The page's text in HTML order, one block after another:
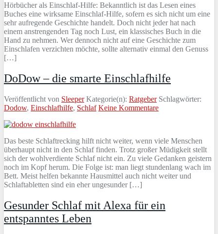
Hörbücher als Einschlaf-Hilfe: Bekanntlich ist das Lesen eines
Buches eine wirksame Einschlaf-Hilfe, sofern es sich nicht um eine
sehr aufregende Geschichte handelt. Doch nicht jeder hat nach
einem anstrengenden Tag noch Lust, ein klassisches Buch in die
Hand zu nehmen. Wer dennoch nicht auf eine Geschichte zum
Einschlafen verzichten möchte, sollte alternativ einmal den Genuss
[…]
DoDow – die smarte Einschlafhilfe
Veröffentlicht von Sleeper Kategorie(n): RatgeberSchlagwörter:
Dodow, Einschlafhilfe, Schlaf Keine Kommentare
Das beste Schlaftrecking hilft nicht weiter, wenn viele Menschen
überhaupt nicht in den Schlaf finden. Trotz großer Müdigkeit stellt
sich der wohlverdiente Schlaf nicht ein. Zu viele Gedanken geistern
noch im Kopf herum. Die Folge ist: man liegt stundenlang wach im
Bett. Meist helfen bekannte Hausmittel auch nicht weiter und
Schlaftabletten sind ein eher ungesunder […]
Gesunder Schlaf mit Alexa für ein
entspanntes Leben